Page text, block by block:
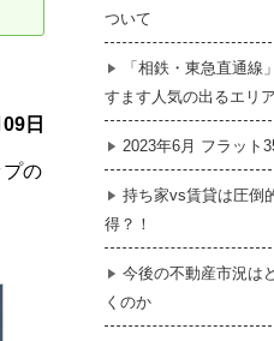
売買契約のご
る豊かな暮らし はじめての
日
の
ついて
「相鉄・東急直通
すます人気の出るエリ
2023年6月 フラット
持ち家vs賃貸は圧倒
得？！
今後の不動産市況は
くのか